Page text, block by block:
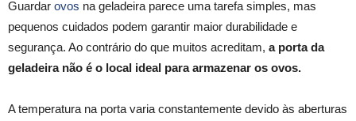
Guardar ovos na geladeira parece uma tarefa simples, mas
pequenos cuidados podem garantir maior durabilidade e
segurança. Ao contrário do que muitos acreditam, a porta da
geladeira não é o local ideal para armazenar os ovos.
A temperatura na porta varia constantemente devido às aberturas